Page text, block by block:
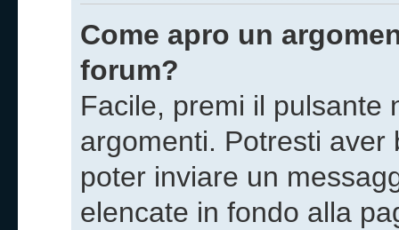
Come apro un
forum?
Facile, premi il pulsante
argomenti. Potresti
poter inviare un
elencate in fondo alla